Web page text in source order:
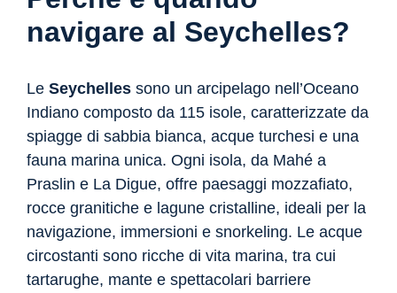
navigare al Seychelles?
Le Seychellessono un arcipelago nell’Oceano
Indiano composto da 115 isole, caratterizzate da
spiagge di sabbia bianca, acque turchesi e una
fauna marina unica. Ogni isola, da Mahé a
Praslin e La Digue, offre paesaggi mozzafiato,
rocce granitiche e lagune cristalline, ideali per la
navigazione, immersioni e snorkeling. Le acque
circostanti sono ricche di vita marina, tra cui
tartarughe, mante e spettacolari barriere